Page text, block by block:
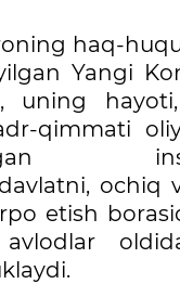
haq-
Yangi
uning
qimmati
ochiq
etish